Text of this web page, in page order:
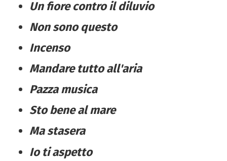
Un fiore contro il diluvio
Non sono questo
Incenso
Mandare tutto all'aria
Pazza musica
Sto bene al mare
Ma stasera
Io ti aspetto